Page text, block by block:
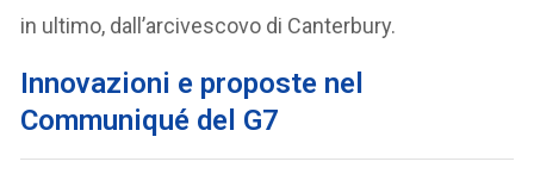
in ultimo, dall’arcivescovo di Canterbury.
Innovazioni e proposte nel
Communiqué del G7